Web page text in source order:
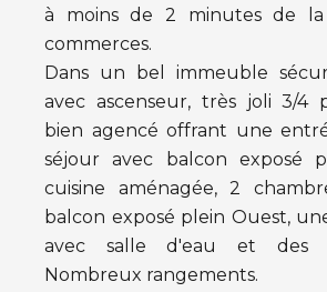
à moins de 2 minutes de
commerces.
Dans un bel immeuble
avec ascenseur, très joli 3/4
bien agencé offrant une
séjour avec balcon exposé
cuisine aménagée, 2
balcon exposé plein Ouest,
avec salle d'eau et des
Nombreux rangements.